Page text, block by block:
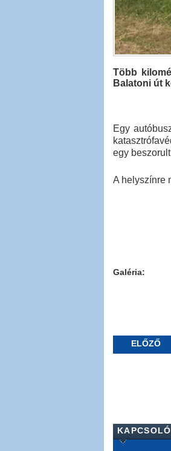
Több
Balatoni út
Egy
egy
A helyszínre
Galéria:
ELŐZŐ